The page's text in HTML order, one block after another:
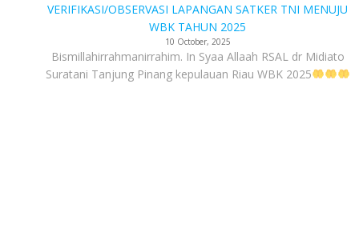
VERIFIKASI/OBSERVASI LAPANGAN SATKER TNI MENUJU
WBK TAHUN 2025
10 October, 2025
Bismillahirrahmanirrahim. In Syaa Allaah RSAL dr Midiato
Suratani Tanjung Pinang kepulauan Riau WBK 2025